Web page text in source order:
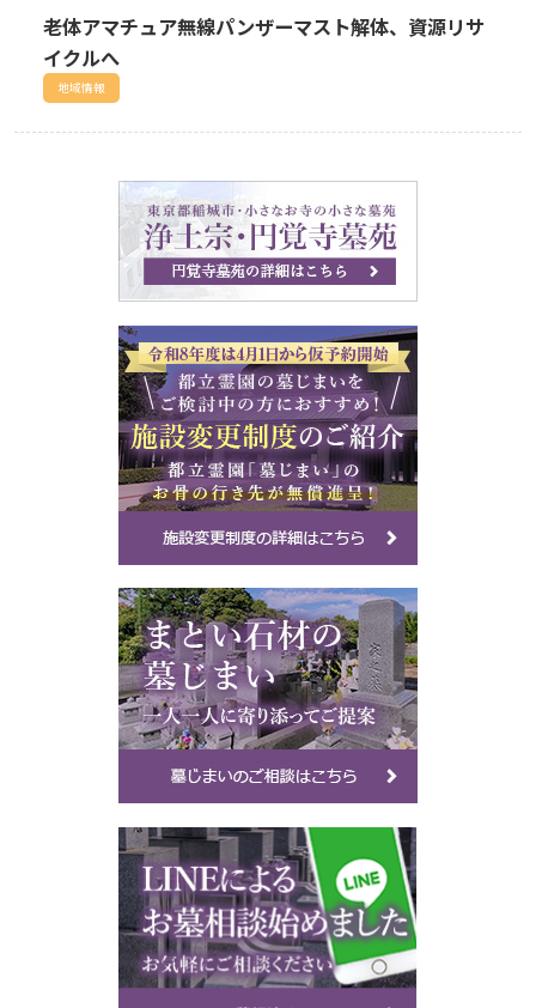
老体アマチュア無線パンザーマスト解体、資源リサ
イクルへ
地域情報